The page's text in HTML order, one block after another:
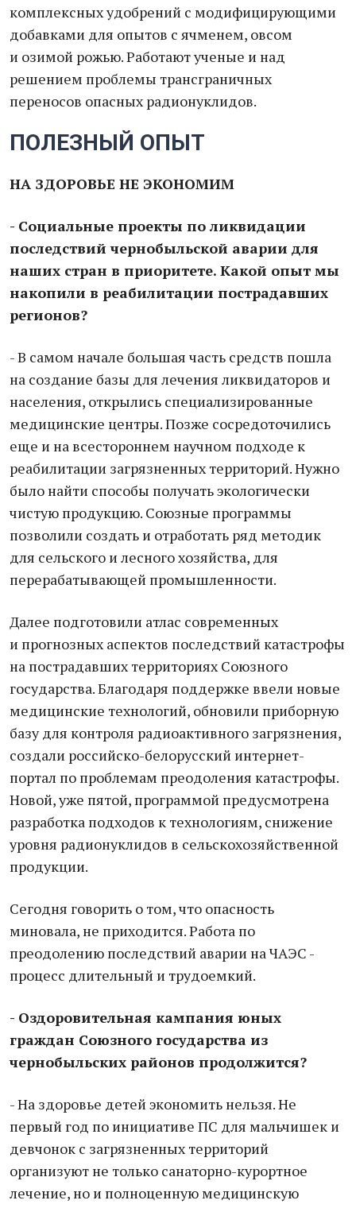
комплексных удобрений с модифицирующими
добавками для опытов с ячменем, овсом
и озимой рожью. Работают ученые и над
решением проблемы трансграничных
переносов опасных радионуклидов.
ПОЛЕЗНЫЙ ОПЫТ
НА ЗДОРОВЬЕ НЕ ЭКОНОМИМ
- Социальные проекты по ликвидации
последствий чернобыльской аварии для
наших стран в приоритете. Какой опыт мы
накопили в реабилитации пострадавших
регионов?
- В самом начале большая часть средств пошла
на создание базы для лечения ликвидаторов и
населения, открылись специализированные
медицинские центры. Позже сосредоточились
еще и на всестороннем научном подходе к
реабилитации загрязненных территорий. Нужно
было найти способы получать экологически
чистую продукцию. Союзные программы
позволили создать и отработать ряд методик
для сельского и лесного хозяйства, для
перерабатывающей промышленности.
Далее подготовили атлас современных
и прогнозных аспектов последствий катастрофы
на пострадавших территориях Союзного
государства. Благодаря поддержке ввели новые
медицинские технологий, обновили приборную
базу для контроля радиоактивного загрязнения,
создали российско-белорусский интернет-
портал по проблемам преодоления катастрофы.
Новой, уже пятой, программой предусмотрена
разработка подходов к технологиям, снижение
уровня радионуклидов в сельскохозяйственной
продукции.
Сегодня говорить о том, что опасность
миновала, не приходится. Работа по
преодолению последствий аварии на ЧАЭС -
процесс длительный и трудоемкий.
- Оздоровительная кампания юных
граждан Союзного государства из
чернобыльских районов продолжится?
- На здоровье детей экономить нельзя. Не
первый год по инициативе ПС для мальчишек и
девчонок с загрязненных территорий
организуют не только санаторно-курортное
лечение, но и полноценную медицинскую